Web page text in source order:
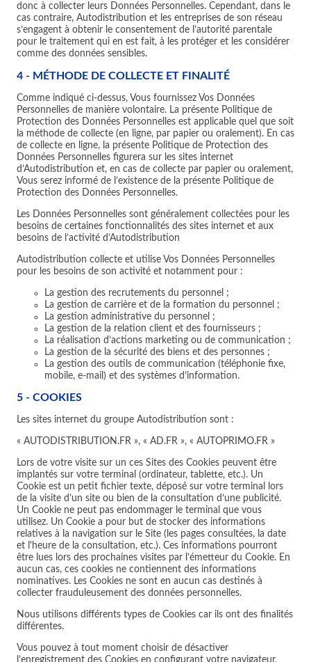
donc à collecter leurs Données Personnelles. Cependant, dans le
cas contraire, Autodistribution et les entreprises de son réseau
s’engagent à obtenir le consentement de l’autorité parentale
pour le traitement qui en est fait, à les protéger et les considérer
comme des données sensibles.
4 - MÉTHODE DE COLLECTE ET FINALITÉ
Comme indiqué ci-dessus, Vous fournissez Vos Données
Personnelles de manière volontaire. La présente Politique de
Protection des Données Personnelles est applicable quel que soit
la méthode de collecte (en ligne, par papier ou oralement). En cas
de collecte en ligne, la présente Politique de Protection des
Données Personnelles figurera sur les sites internet
d’Autodistribution et, en cas de collecte par papier ou oralement,
Vous serez informé de l’existence de la présente Politique de
Protection des Données Personnelles.
Les Données Personnelles sont généralement collectées pour les
besoins de certaines fonctionnalités des sites internet et aux
besoins de l’activité d’Autodistribution
Autodistribution collecte et utilise Vos Données Personnelles
pour les besoins de son activité et notamment pour :
La gestion des recrutements du personnel ;
La gestion de carrière et de la formation du personnel ;
La gestion administrative du personnel ;
La gestion de la relation client et des fournisseurs ;
La réalisation d’actions marketing ou de communication ;
La gestion de la sécurité des biens et des personnes ;
La gestion des outils de communication (téléphonie fixe,
mobile, e-mail) et des systèmes d’information.
5 - COOKIES
Les sites internet du groupe Autodistribution sont :
« AUTODISTRIBUTION.FR », « AD.FR », « AUTOPRIMO.FR »
Lors de votre visite sur un ces Sites des Cookies peuvent être
implantés sur votre terminal (ordinateur, tablette, etc.). Un
Cookie est un petit fichier texte, déposé sur votre terminal lors
de la visite d’un site ou bien de la consultation d’une publicité.
Un Cookie ne peut pas endommager le terminal que vous
utilisez. Un Cookie a pour but de stocker des informations
relatives à la navigation sur le Site (les pages consultées, la date
et l'heure de la consultation, etc.). Ces informations pourront
être lues lors des prochaines visites par l’émetteur du Cookie. En
aucun cas, ces cookies ne contiennent des informations
nominatives. Les Cookies ne sont en aucun cas destinés à
collecter frauduleusement des données personnelles.
Nous utilisons différents types de Cookies car ils ont des finalités
différentes.
Vous pouvez à tout moment choisir de désactiver
l’enregistrement des Cookies en configurant votre navigateur.